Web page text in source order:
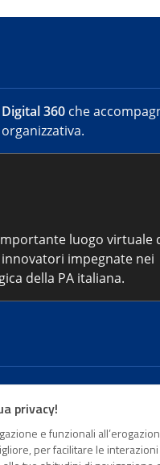
360 che
luogo virtuale
impegnate nei
della PA italiana.
Registro della
da parte di
privacy!
e funzionali
per facilitare le